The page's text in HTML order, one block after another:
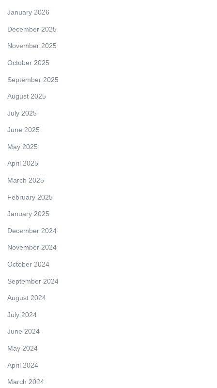
January 2026
December 2025
November 2025
October 2025
September 2025
August 2025
July 2025
June 2025
May 2025
April 2025
March 2025
February 2025
January 2025
December 2024
November 2024
October 2024
September 2024
August 2024
July 2024
June 2024
May 2024
April 2024
March 2024